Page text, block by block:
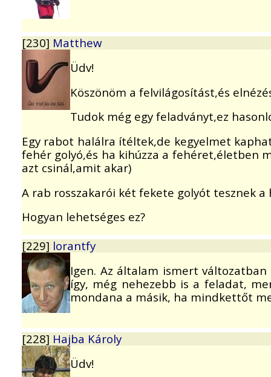
[230] Matthew
Üdv!
Köszönöm a felvilágosítást,és
Tudok még egy feladványt,ez
Egy rabot halálra ítéltek,de kegyelmet
fehér golyó,és ha kihúzza a fehéret,életben
azt csinál,amit akar)
A rab rosszakarói két fekete golyót tesznek
Hogyan lehetséges ez?
[229] lorantfy
Igen. Az általam ismert
így, még nehezebb is a feladat,
mondana a másik, ha mindkettőt
[228] Hajba Károly
Üdv!